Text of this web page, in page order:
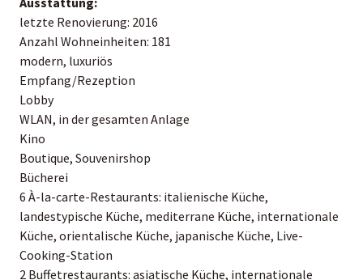
letzte Renovierung: 2016
Anzahl Wohneinheiten: 181
modern, luxuriös
Empfang/Rezeption
Lobby
WLAN, in der gesamten Anlage
Kino
Boutique, Souvenirshop
Bücherei
6 À-la-carte-Restaurants: italienische Küche,
landestypische Küche, mediterrane Küche, internationale
Küche, orientalische Küche, japanische Küche, Live-
Cooking-Station
2 Buffetrestaurants: asiatische Küche, internationale